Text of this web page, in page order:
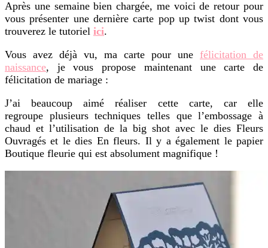
Après une semaine bien chargée, me voici de retour pour
vous présenter une dernière carte pop up twist dont vous
trouverez le tutoriel ici.
Vous avez déjà vu, ma carte pour une félicitation de
naissance, je vous propose maintenant une carte de
félicitation de mariage :
J’ai beaucoup aimé réaliser cette carte, car elle
regroupe plusieurs techniques telles que l’embossage à
chaud et l’utilisation de la big shot avec le dies Fleurs
Ouvragés et le dies En fleurs. Il y a également le papier
Boutique fleurie qui est absolument magnifique !